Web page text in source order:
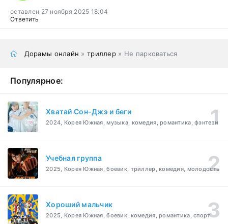
оставлен 27 ноября 2025 18:04
Ответить
Дорамы онлайн »триллер » Не парковаться
Популярное:
Хватай Сон-Джэ и беги
2024, Корея Южная, музыка, комедия, романтика, фэнтези
Учебная группа
2025, Корея Южная, боевик, триллер, комедия, молодость
Хороший мальчик
2025, Корея Южная, боевик, комедия, романтика, спорт